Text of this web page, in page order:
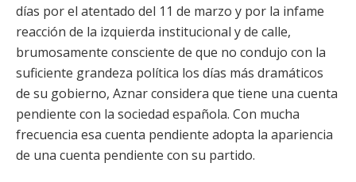
días por el atentado del 11 de marzo y por la infame
reacción de la izquierda institucional y de calle,
brumosamente consciente de que no condujo con la
suficiente grandeza política los días más dramáticos
de su gobierno, Aznar considera que tiene una cuenta
pendiente con la sociedad española. Con mucha
frecuencia esa cuenta pendiente adopta la apariencia
de una cuenta pendiente con su partido.